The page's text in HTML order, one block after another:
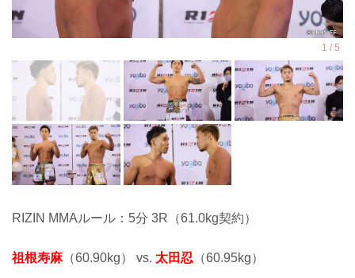
RIZIN MMAルール：5分 3R（61.0kg契約）
祖根寿麻（60.90kg） vs. 太田忍 （60.95kg）